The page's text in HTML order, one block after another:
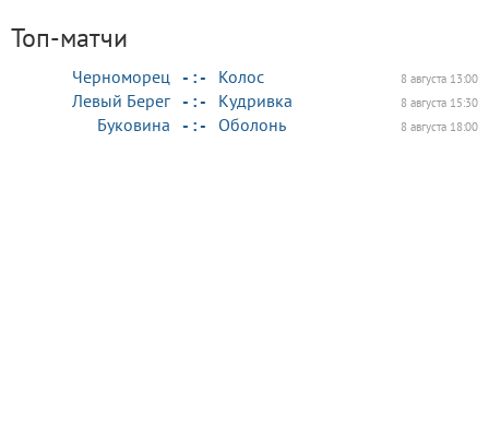
Топ-матчи
Черноморец Колос
- : - 8 августа 13:00
Левый Берег Кудривка
- : - 8 августа 15:30
Буковина Оболонь
- : - 8 августа 18:00